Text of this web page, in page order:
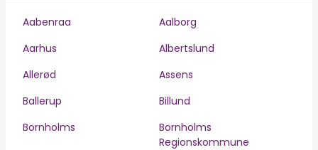
Aabenraa
Aalborg
Aarhus
Albertslund
Allerød
Assens
Ballerup
Billund
Bornholms
Bornholms
Regionskommune